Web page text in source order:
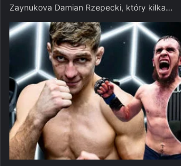
Zaynukova Damian Rzepecki, który kilka…